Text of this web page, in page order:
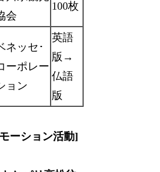
会
100枚
ネッセ･
ーポレー
ョン
英語
版→
仏語
版
ーション活動]